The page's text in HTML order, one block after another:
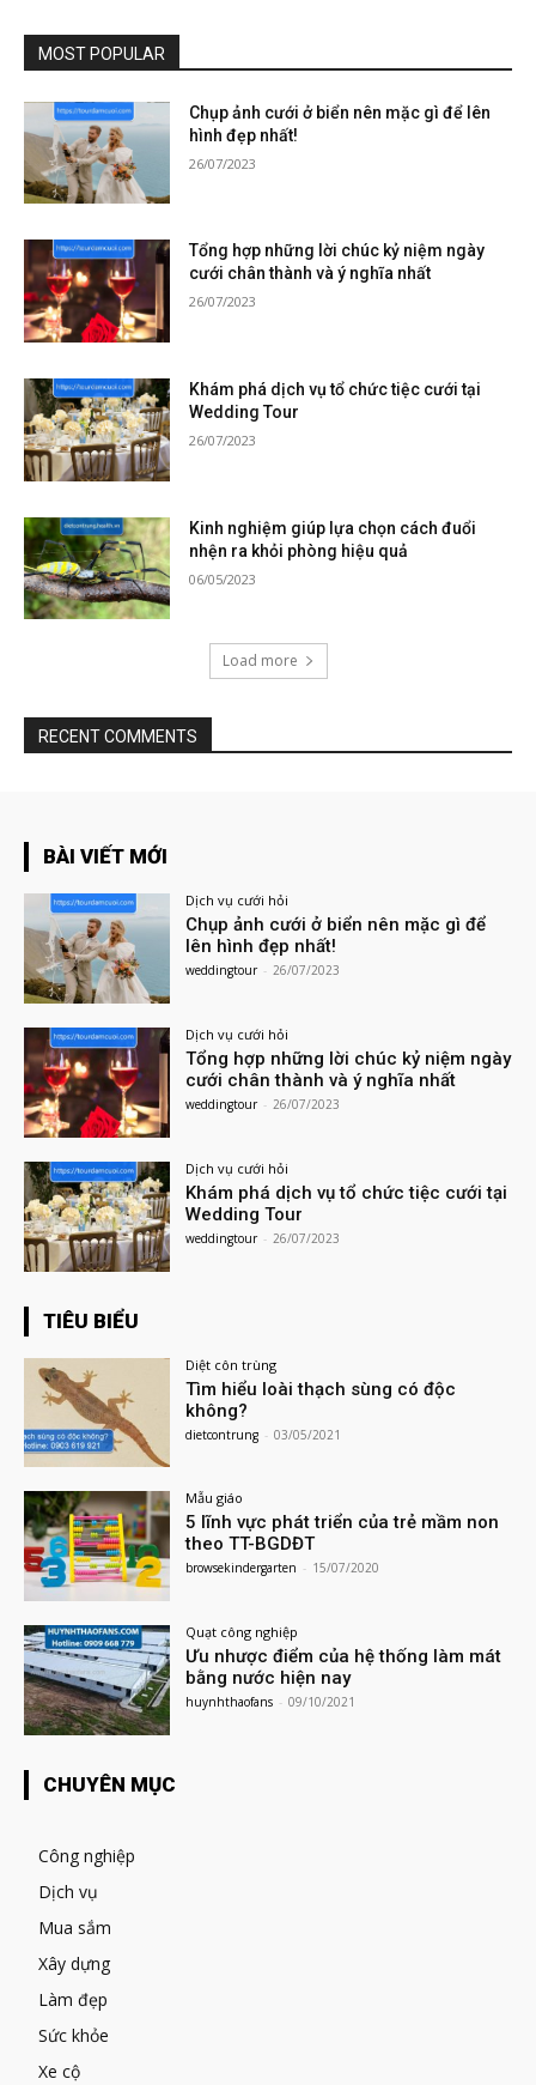
MOST POPULAR
Chụp ảnh cưới ở biển nên mặc gì để lên
hình đẹp nhất!
26/07/2023
Tổng hợp những lời chúc kỷ niệm ngày
cưới chân thành và ý nghĩa nhất
26/07/2023
Khám phá dịch vụ tổ chức tiệc cưới tại
Wedding Tour
26/07/2023
Kinh nghiệm giúp lựa chọn cách đuổi
nhện ra khỏi phòng hiệu quả
06/05/2023
Load more
RECENT COMMENTS
BÀI VIẾT MỚI
Dịch vụ cưới hỏi
Chụp ảnh cưới ở biển nên mặc gì để
lên hình đẹp nhất!
weddingtour - 26/07/2023
Dịch vụ cưới hỏi
Tổng hợp những lời chúc kỷ niệm ngày
cưới chân thành và ý nghĩa nhất
weddingtour - 26/07/2023
Dịch vụ cưới hỏi
Khám phá dịch vụ tổ chức tiệc cưới tại
Wedding Tour
weddingtour - 26/07/2023
TIÊU BIỂU
Diệt côn trùng
Tìm hiểu loài thạch sùng có độc
không?
dietcontrung - 03/05/2021
Mẫu giáo
5 lĩnh vực phát triển của trẻ mầm non
theo TT-BGDĐT
browsekindergarten - 15/07/2020
Quạt công nghiệp
Ưu nhược điểm của hệ thống làm mát
bằng nước hiện nay
huynhthaofans - 09/10/2021
CHUYÊN MỤC
Công nghiệp
Dịch vụ
Mua sắm
Xây dựng
Làm đẹp
Sức khỏe
Xe cộ